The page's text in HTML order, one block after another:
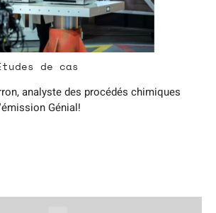
de cas
analyste des procédés chimiques
Génial!